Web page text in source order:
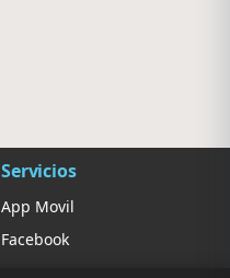
Servicios
App Movil
Facebook